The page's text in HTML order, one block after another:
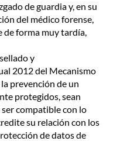
de guardia y, en su
del médico forense,
de forma muy tardía,
y
2012 del Mecanismo
prevención de un
protegidos, sean
compatible con lo
su relación con los
de datos de